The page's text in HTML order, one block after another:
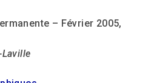
– Février 2005,
Laville